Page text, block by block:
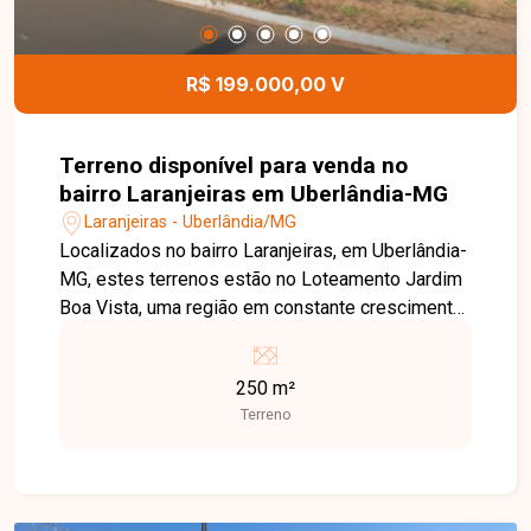
para conhecer este excelente espaço comercial.
R$ 199.000,00 V
Terreno disponível para venda no
bairro Laranjeiras em Uberlândia-MG
Laranjeiras - Uberlândia/MG
Localizados no bairro Laranjeiras, em Uberlândia-
MG, estes terrenos estão no Loteamento Jardim
Boa Vista, uma região em constante crescimento
empreendimento possui excelente localização,
com fácil acesso às principais vias, oferecendo
praticidade e grande potencial de valorização
250 m²
Terreno